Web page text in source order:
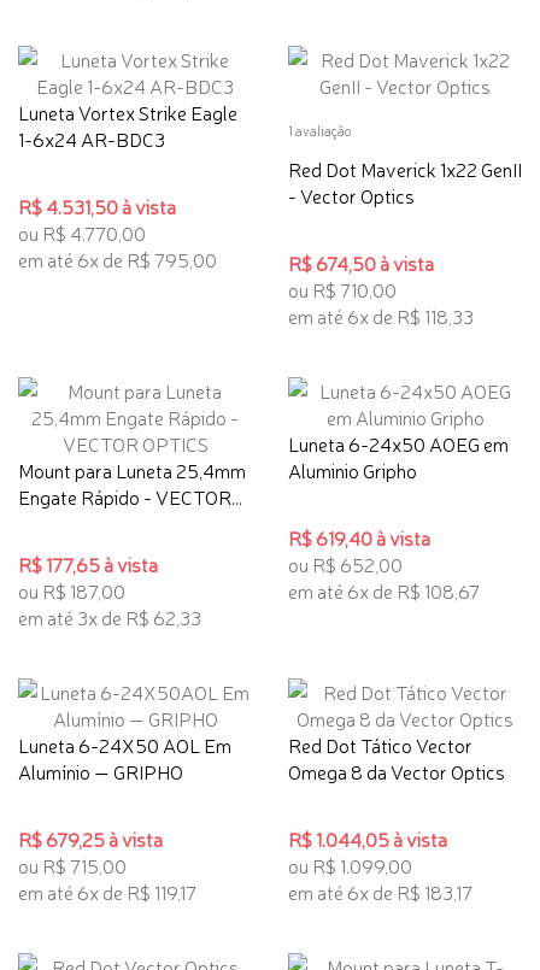
Luneta Vortex Strike Eagle
1-6x24 AR-BDC3
R$ 4.531,50 à vista
ou R$ 4.770,00
em até 6x de R$ 795,00
1 avaliação
Red Dot Maverick 1x22 GenII
- Vector Optics
R$ 674,50 à vista
ou R$ 710,00
em até 6x de R$ 118,33
Mount para Luneta 25,4mm
Engate Rápido - VECTOR...
R$ 177,65 à vista
ou R$ 187,00
em até 3x de R$ 62,33
Luneta 6-24x50 AOEG em
Aluminio Gripho
R$ 619,40 à vista
ou R$ 652,00
em até 6x de R$ 108,67
Luneta 6-24X50 AOL Em
Alumínio — GRIPHO
R$ 679,25 à vista
ou R$ 715,00
em até 6x de R$ 119,17
Red Dot Tático Vector
Omega 8 da Vector Optics
R$ 1.044,05 à vista
ou R$ 1.099,00
em até 6x de R$ 183,17